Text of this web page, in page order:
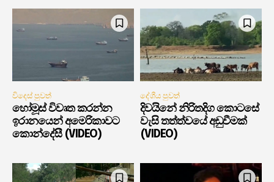
විදෙස් පුවත්
හෝමූස් විවෘත කරන්න
ඉරානයෙන් අමෙරිකාවට
කොන්දේසී (VIDEO)
දේශීය පුවත්
දිවයිනේ නිරිතදිග කොටසේ
වැසි තත්ත්වයේ අඩුවීමක්
(VIDEO)